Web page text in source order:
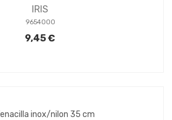
IRIS
9654000
9,45 €